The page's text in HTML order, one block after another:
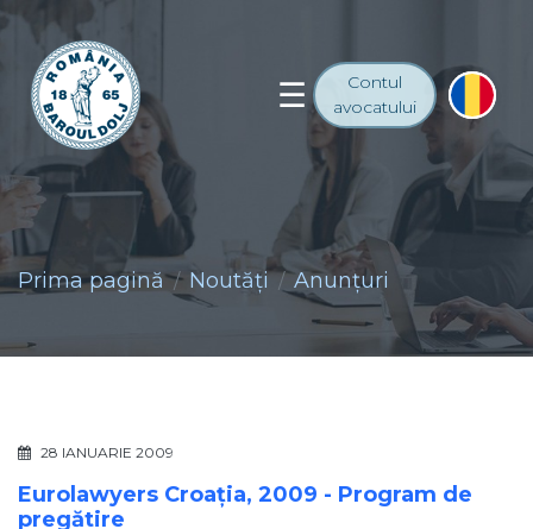
Contul
avocatului
Prima pagină Noutăţi Anunţuri
28 IANUARIE 2009
Eurolawyers Croaţia, 2009 - Program de
pregătire